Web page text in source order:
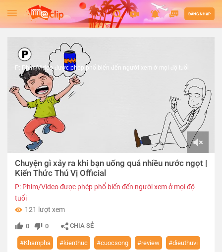
ĐĂNG NHẬP
06:39
P: Phim/Video được phép phổ biến đến người xem ở mọi độ tuổi
Chuyện gì xảy ra khi bạn uống quá nhiều nước ngọt |
Kiến Thức Thú Vị Official
P: Phim/Video được phép phổ biến đến người xem ở mọi độ
tuổi
121 lượt xem
0 0 CHIA SẺ
#Khampha #kienthuc #cuocsong #review #dieuthuvi